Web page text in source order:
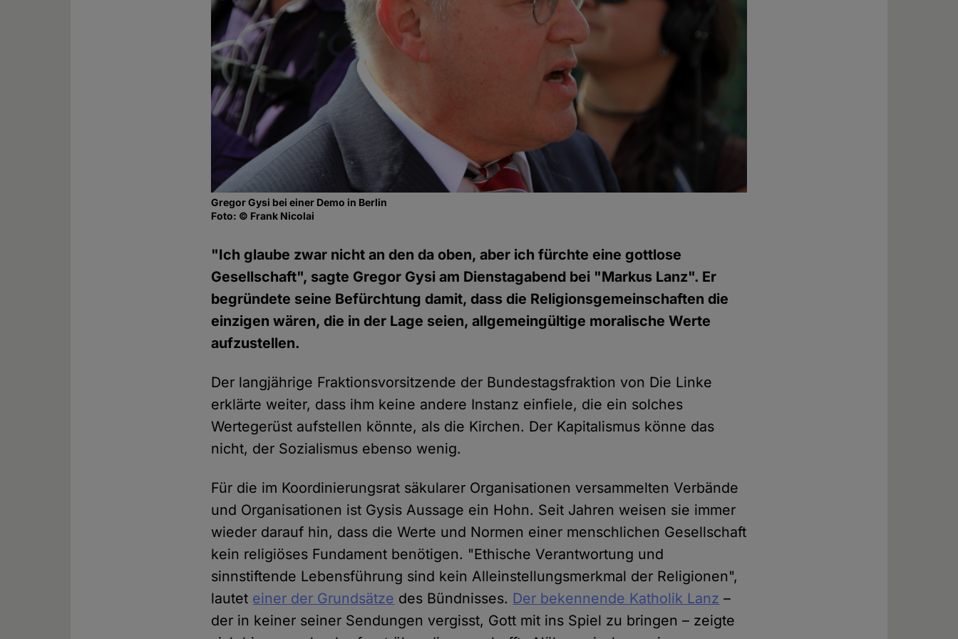
Gregor Gysi bei einer Demo in Berlin
Foto: © Frank Nicolai
"Ich glaube zwar nicht an den da oben, aber ich fürchte eine gottlose
Gesellschaft", sagte Gregor Gysi am Dienstagabend bei "Markus Lanz". Er
begründete seine Befürchtung damit, dass die Religionsgemeinschaften die
einzigen wären, die in der Lage seien, allgemeingültige moralische Werte
aufzustellen.
Der langjährige Fraktionsvorsitzende der Bundestagsfraktion von Die Linke
erklärte weiter, dass ihm keine andere Instanz einfiele, die ein solches
Wertegerüst aufstellen könnte, als die Kirchen. Der Kapitalismus könne das
nicht, der Sozialismus ebenso wenig.
Für die im Koordinierungsrat säkularer Organisationen versammelten Verbände
und Organisationen ist Gysis Aussage ein Hohn. Seit Jahren weisen sie immer
wieder darauf hin, dass die Werte und Normen einer menschlichen Gesellschaft
kein religiöses Fundament benötigen. "Ethische Verantwortung und
sinnstiftende Lebensführung sind kein Alleinstellungsmerkmal der Religionen",
lautet einer der Grundsätze des Bündnisses. Der bekennende Katholik Lanz –
der in keiner seiner Sendungen vergisst, Gott mit ins Spiel zu bringen – zeigte